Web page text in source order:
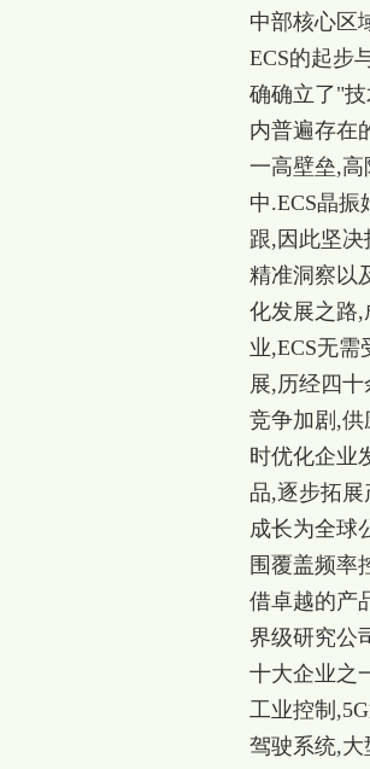
中部核心区
ECS的起步
确确立了"
内普遍存在
一高壁垒,
中.ECS晶振
跟,因此坚
精准洞察以
化发展之路
业,ECS无
展,历经四
竞争加剧,供
时优化企业
品,逐步拓
成长为全球
围覆盖频率
借卓越的产
界级研究公
十大企业之
工业控制
驾驶系统,大